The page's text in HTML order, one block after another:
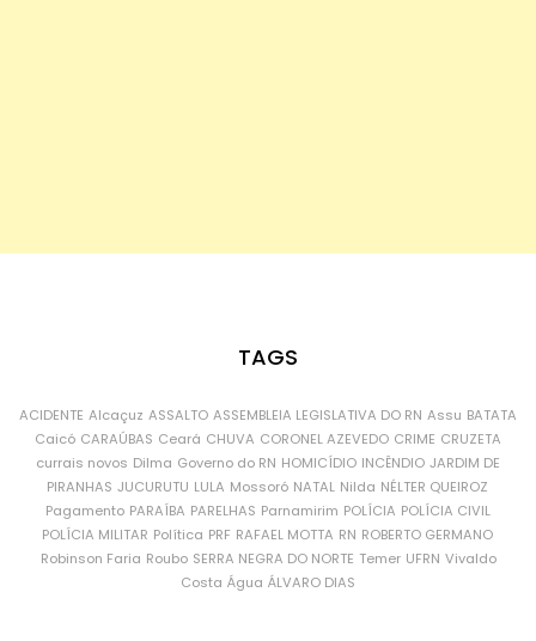
TAGS
ACIDENTE Alcaçuz ASSALTO ASSEMBLEIA LEGISLATIVA DO RN Assu BATATA
Caicó CARAÚBAS Ceará CHUVA CORONEL AZEVEDO CRIME CRUZETA
currais novos Dilma Governo do RN HOMICÍDIO INCÊNDIO JARDIM DE
PIRANHAS JUCURUTU LULA Mossoró NATAL Nilda NÉLTER QUEIROZ
Pagamento PARAÍBA PARELHAS Parnamirim POLÍCIA POLÍCIA CIVIL
POLÍCIA MILITAR Política PRF RAFAEL MOTTA RN ROBERTO GERMANO
Robinson Faria Roubo SERRA NEGRA DO NORTE Temer UFRN Vivaldo
Costa Água ÁLVARO DIAS